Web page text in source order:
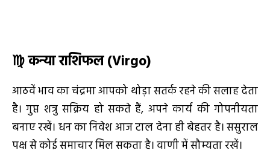
♍कन्या राशिफल (Virgo)
आठवें भाव का चंद्रमा आपको थोड़ा सतर्क रहने की सलाह देता
है। गुप्त शत्रु सक्रिय हो सकते हैं, अपने कार्य की गोपनीयता
बनाए रखें। धन का निवेश आज टाल देना ही बेहतर है। ससुराल
पक्ष से कोई समाचार मिल सकता है। वाणी में सौम्यता रखें।